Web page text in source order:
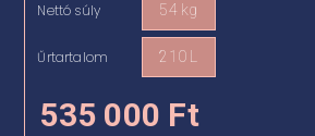
Nettó súly 54 kg
Űrtartalom 210 L
535 000 Ft